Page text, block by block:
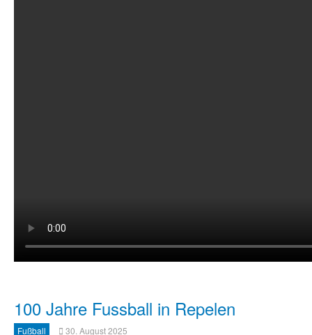
100 Jahre Fussball in Repelen
Fußball 30. August 2025